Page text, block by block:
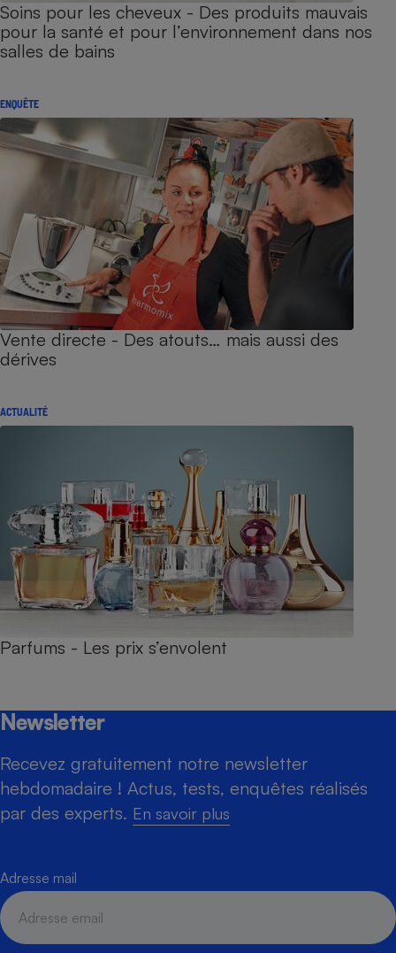
Soins pour les cheveux - Des produits mauvais
pour la santé et pour l’environnement dans nos
salles de bains
ENQUÊTE
Vente directe - Des atouts… mais aussi des
dérives
ACTUALITÉ
Parfums - Les prix s’envolent
Newsletter
Recevez gratuitement notre newsletter
hebdomadaire ! Actus, tests, enquêtes réalisés
par des experts. En savoir plus
Adresse mail